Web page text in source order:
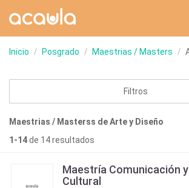
Inicio Posgrado Maestrias / Masters
Filtros
Maestrias / Masterss de Arte y Diseño
1-14de 14 resultados
Maestría Comunicación
Cultural